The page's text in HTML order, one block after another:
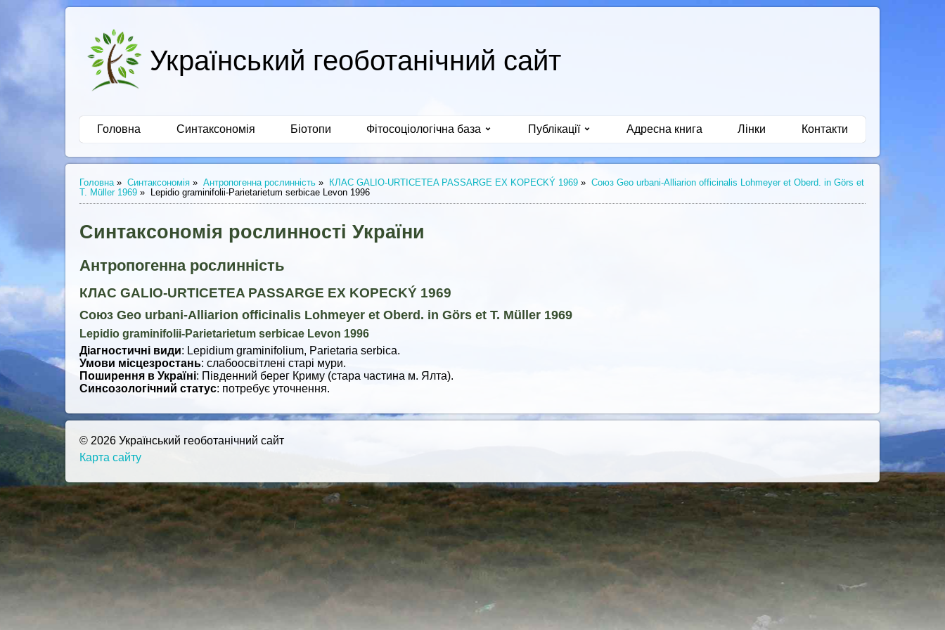
Український геоботанічний сайт
Головна Синтаксономія Біотопи Фітосоціологічна база Публікації Адресна книга Лінки Контакти
Головна » Синтаксономія » Антропогенна рослинність » КЛАС GALIO-URTICETEA PASSARGE EX KOPECKÝ 1969 » Союз Geo urbani-Alliarion officinalis Lohmeyer et Oberd. in Görs et
T. Müller 1969 » Lepidio graminifolii-Parietarietum serbicae Levon 1996
Синтаксономія рослинності України
Антропогенна рослинність
КЛАС GALIO-URTICETEA PASSARGE EX KOPECKÝ 1969
Союз Geo urbani-Alliarion officinalis Lohmeyer et Oberd. in Görs et T. Müller 1969
Lepidio graminifolii-Parietarietum serbicae Levon 1996
Діагностичні види: Lepidium graminifolium, Parietaria serbica.
Умови місцезростань: слабоосвітлені старі мури.
Поширення в Україні: Південний берег Криму (стара частина м. Ялта).
Синсозологічний статус: потребує уточнення.
© 2026 Український геоботанічний сайт
Карта сайту